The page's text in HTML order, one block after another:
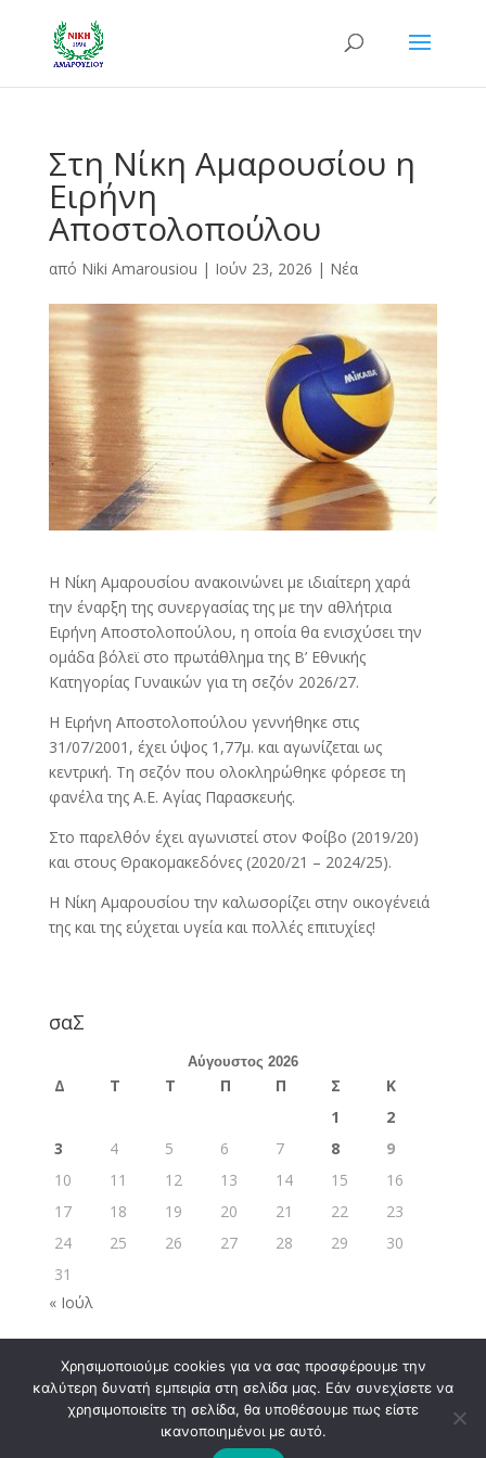
Στη Νίκη Αμαρουσίου η
Ειρήνη
Αποστολοπούλου
από Niki Amarousiou | Ιούν 23, 2026 | Νέα
Η Νίκη Αμαρουσίου ανακοινώνει με ιδιαίτερη χαρά
την έναρξη της συνεργασίας της με την αθλήτρια
Ειρήνη Αποστολοπούλου, η οποία θα ενισχύσει την
ομάδα βόλεϊ στο πρωτάθλημα της Β’ Εθνικής
Κατηγορίας Γυναικών για τη σεζόν 2026/27.
Η Ειρήνη Αποστολοπούλου γεννήθηκε στις
31/07/2001, έχει ύψος 1,77μ. και αγωνίζεται ως
κεντρική. Τη σεζόν που ολοκληρώθηκε φόρεσε τη
φανέλα της Α.Ε. Αγίας Παρασκευής.
Στο παρελθόν έχει αγωνιστεί στον Φοίβο (2019/20)
και στους Θρακομακεδόνες (2020/21 – 2024/25).
Η Νίκη Αμαρουσίου την καλωσορίζει στην οικογένειά
της και της εύχεται υγεία και πολλές επιτυχίες!
σαΣ
Αύγουστος 2026
Δ Τ Τ Π Π Σ
Κ
1
2
3
4 5 6 7 8
9
10
11 12 13 14 15
16
17
18 19 20 21 22
23
24
25 26 27 28 29
30
31
« Ιούλ
Σχεδιάστηκε απόElegant Themes| Υποστηρίζεται
Χρησιμοποιούμε cookies για να σας προσφέρουμε την
καλύτερη δυνατή εμπειρία στη σελίδα μας. Εάν συνεχίσετε να
χρησιμοποιείτε τη σελίδα, θα υποθέσουμε πως είστε
ικανοποιημένοι με αυτό.